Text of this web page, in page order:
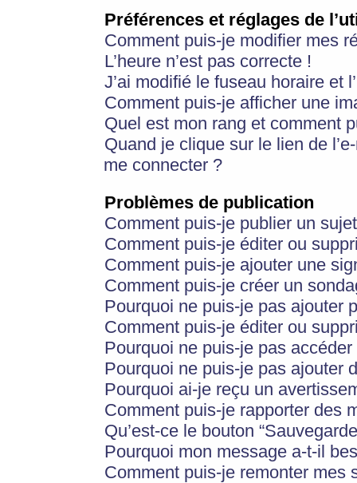
Préférences et réglages de
Comment puis-je modifier mes
L’heure n’est pas correcte !
J’ai modifié le fuseau horaire et
Comment puis-je afficher une
Quel est mon rang et comment
Quand je clique sur le lien de
me connecter ?
Problèmes de publication
Comment puis-je publier un
Comment puis-je éditer ou
Comment puis-je ajouter une
Comment puis-je créer un
Pourquoi ne puis-je pas ajouter
Comment puis-je éditer ou
Pourquoi ne puis-je pas
Pourquoi ne puis-je pas ajouter
Pourquoi ai-je reçu un
Comment puis-je rapporter des
Qu’est-ce le bouton
Pourquoi mon message a-t-il
Comment puis-je remonter mes